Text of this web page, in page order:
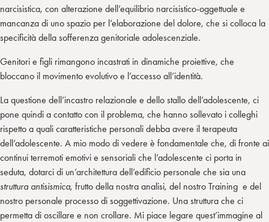
narcisistica, con alterazione dell’equilibrio narcisistico-oggettuale e
mancanza di uno spazio per l’elaborazione del dolore, che si colloca la
specificità della sofferenza genitoriale adolescenziale.
Genitori e figli rimangono incastrati in dinamiche proiettive, che
bloccano il movimento evolutivo e l’accesso all’identità.
La questione dell’incastro relazionale e dello stallo dell’adolescente, ci
pone quindi a contatto con il problema, che hanno sollevato i colleghi
rispetto a quali caratteristiche personali debba avere il terapeuta
dell’adolescente. A mio modo di vedere è fondamentale che, di fronte ai
continui terremoti emotivi e sensoriali che l’adolescente ci porta in
seduta, dotarci di un’architettura dell’edificio personale che sia una
struttura antisismica, frutto della nostra analisi, del nostro Training e del
nostro personale processo di soggettivazione. Una struttura che ci
permetta di oscillare e non crollare. Mi piace legare quest’immagine al